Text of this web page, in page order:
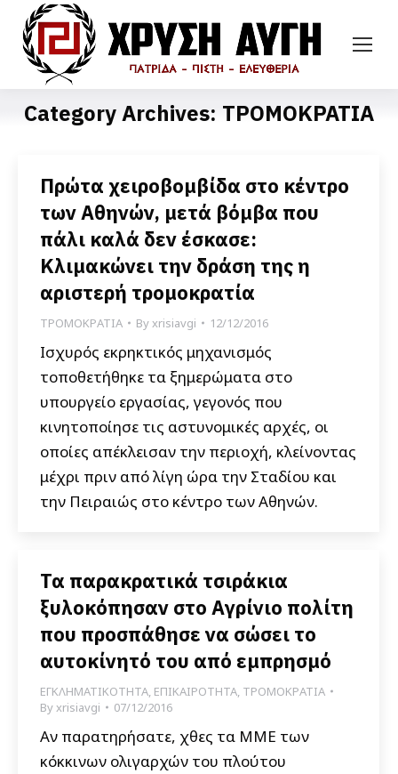
Category Archives: ΤΡΟΜΟΚΡΑΤΙΑ
Πρώτα χειροβομβίδα στο κέντρο
των Αθηνών, μετά βόμβα που
πάλι καλά δεν έσκασε:
Κλιμακώνει την δράση της η
αριστερή τρομοκρατία
ΤΡΟΜΟΚΡΑΤΙΑ Byxrisiavgi 12/12/2016
Ισχυρός εκρηκτικός μηχανισμός
τοποθετήθηκε τα ξημερώματα στο
υπουργείο εργασίας, γεγονός που
κινητοποίησε τις αστυνομικές αρχές, οι
οποίες απέκλεισαν την περιοχή, κλείνοντας
μέχρι πριν από λίγη ώρα την Σταδίου και
την Πειραιώς στο κέντρο των Αθηνών.
Τα παρακρατικά τσιράκια
ξυλοκόπησαν στο Αγρίνιο πολίτη
που προσπάθησε να σώσει το
αυτοκίνητό του από εμπρησμό
ΕΓΚΛΗΜΑΤΙΚΟΤΗΤΑ, ΕΠΙΚΑΙΡΟΤΗΤΑ, ΤΡΟΜΟΚΡΑΤΙΑ
Byxrisiavgi 07/12/2016
Αν παρατηρήσατε, χθες τα ΜΜΕ των
κόκκινων ολιγαρχών του πλούτου